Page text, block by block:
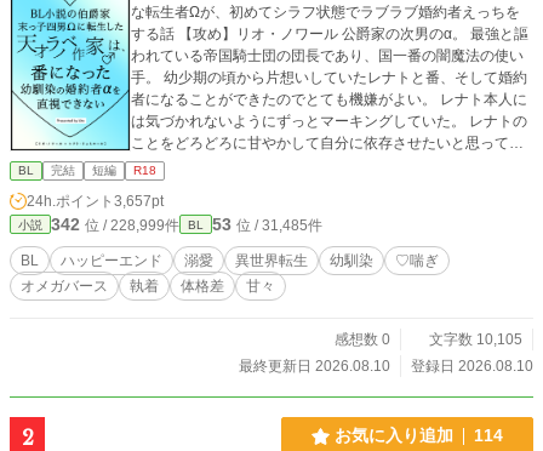
な転生者Ωが、初めてシラフ状態でラブラブ婚約者えっちを
する話 【攻め】リオ・ノワール 公爵家の次男のα。 最強と謳
われている帝国騎士団の団長であり、国一番の闇魔法の使い
手。 幼少期の頃から片想いしていたレナトと番、そして婚約
者になることができたのでとても機嫌がよい。 レナト本人に
は気づかれないようにずっとマーキングしていた。 レナトの
ことをどろどろに甘やかして自分に依存させたいと思ってい
る。 【受け】レナト・リュミエール 伯爵家の末っ子四男の
Ω。 光魔法を扱える血族であり、レナト以外は全員αなため大
変可愛がられて育った。 前世ではハーレムもの作品の金字塔
と呼ばれる天才ラノベ作家であり、その経験則と直感力で誰
ともラブコメ展開を起こすことなく生きてこられていたが、
偶然「番にならないと出られないダンジョントラップ」に嵌
ってしまったことでリオルートは避けられなかった。 リオの
BL 完結 短編 R18
24h.ポイント 3,657pt
小説 342 位 / 228,999件 BL 53 位 / 31,485件
BL ハッピーエンド 溺愛 異世界転生 幼馴染
♡喘ぎ
オメガバース
執着 体格差 甘々
感想数 0
文字数 10,105
最終更新日 2026.08.10
登録日 2026.08.10
2 お気に入り追加 114